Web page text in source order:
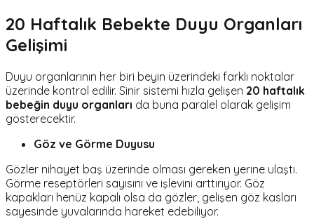
20 Haftalık Bebekte Duyu Organları
Gelişimi
Duyu organlarının her biri beyin üzerindeki farklı noktalar
üzerinde kontrol edilir. Sinir sistemi hızla gelişen 20 haftalık
bebeğin duyu organları da buna paralel olarak gelişim
gösterecektir.
Göz ve Görme Duyusu
Gözler nihayet baş üzerinde olması gereken yerine ulaştı.
Görme reseptörleri sayısını ve işlevini arttırıyor. Göz
kapakları henüz kapalı olsa da gözler, gelişen göz kasları
sayesinde yuvalarında hareket edebiliyor.